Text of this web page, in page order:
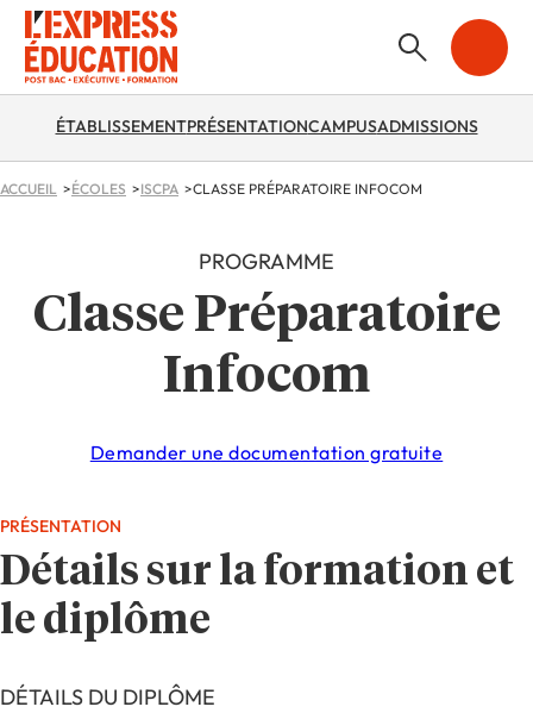
ÉTABLISSEMENTPRÉSENTATIONCAMPUSADMISSIONS
ACCUEIL ÉCOLES ISCPA CLASSE PRÉPARATOIRE INFOCOM
PROGRAMME
Classe Préparatoire
Infocom
Demander une documentation gratuite
PRÉSENTATION
Détails sur la formation et
le diplôme
DÉTAILS DU DIPLÔME